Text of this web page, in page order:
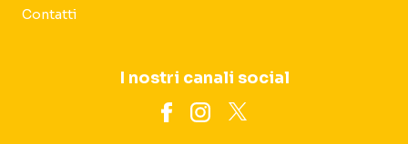
Contatti
I nostri canali social